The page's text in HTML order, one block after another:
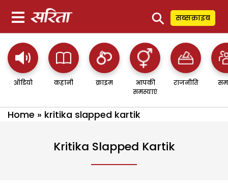
⚲ सब्सक्राइब
ऑडियो कहानी क्राइम
आपकी
समस्याएं
राजनीति
Home » kritika slapped kartik
Kritika Slapped Kartik